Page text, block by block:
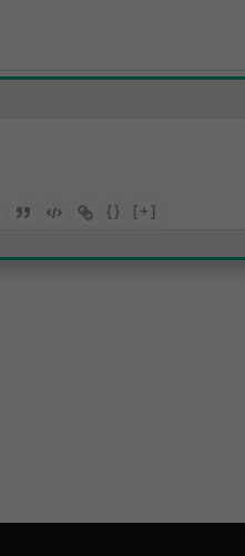
{} [+]